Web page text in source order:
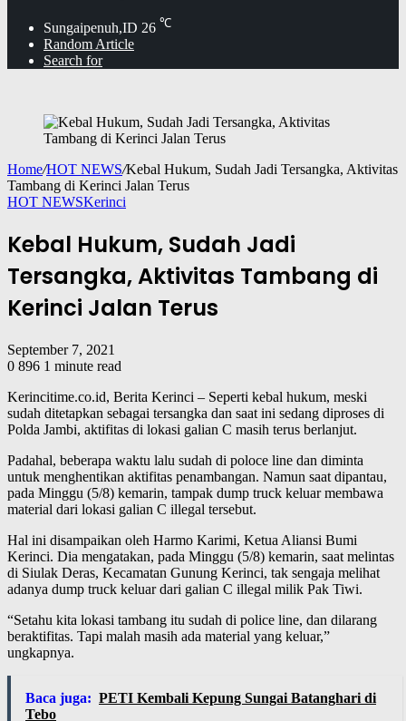
Sungaipenuh,ID 26 ℃
Random Article
Search for
Home/HOT NEWS/Kebal Hukum, Sudah Jadi Tersangka, Aktivitas
Tambang di Kerinci Jalan Terus
HOT NEWSKerinci
Kebal Hukum, Sudah Jadi
Tersangka, Aktivitas Tambang di
Kerinci Jalan Terus
September 7, 2021
0 896 1 minute read
Kerincitime.co.id, Berita Kerinci – Seperti kebal hukum, meski
sudah ditetapkan sebagai tersangka dan saat ini sedang diproses di
Polda Jambi, aktifitas di lokasi galian C masih terus berlanjut.
Padahal, beberapa waktu lalu sudah di poloce line dan diminta
untuk menghentikan aktifitas penambangan. Namun saat dipantau,
pada Minggu (5/8) kemarin, tampak dump truck keluar membawa
material dari lokasi galian C illegal tersebut.
Hal ini disampaikan oleh Harmo Karimi, Ketua Aliansi Bumi
Kerinci. Dia mengatakan, pada Minggu (5/8) kemarin, saat melintas
di Siulak Deras, Kecamatan Gunung Kerinci, tak sengaja melihat
adanya dump truck keluar dari galian C illegal milik Pak Tiwi.
“Setahu kita lokasi tambang itu sudah di police line, dan dilarang
beraktifitas. Tapi malah masih ada material yang keluar,”
ungkapnya.
Baca juga: PETI Kembali Kepung Sungai Batanghari di
Tebo